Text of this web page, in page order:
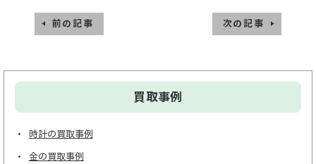
前の記事 次の記事
買取事例
時計の買取事例
金の買取事例